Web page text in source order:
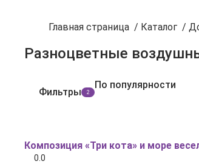
Главная страница / Каталог /
Разноцветные
Фильтры 2
По популярности
Композиция «Три кота» и море
0.0